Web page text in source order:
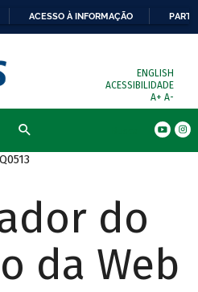
ACESSO À INFORMAÇÃO
ENGLISH
ACESSIBILIDADE
A+ A-
do
da Web